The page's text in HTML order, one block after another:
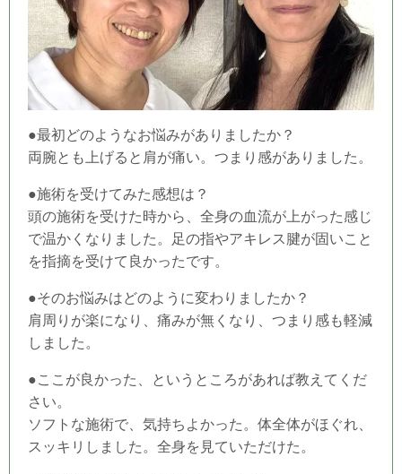
●最初どのようなお悩みがありましたか？
両腕とも上げると肩が痛い。つまり感がありました。
●施術を受けてみた感想は？
頭の施術を受けた時から、全身の血流が上がった感じ
で温かくなりました。足の指やアキレス腱が固いこと
を指摘を受けて良かったです。
●そのお悩みはどのように変わりましたか？
肩周りが楽になり、痛みが無くなり、つまり感も軽減
しました。
●ここが良かった、というところがあれば教えてくだ
さい。
ソフトな施術で、気持ちよかった。体全体がほぐれ、
スッキリしました。全身を見ていただけた。